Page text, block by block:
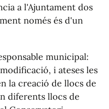
a l'Ajuntament dos
només és d'un
municipal:
i ateses les
la creació de llocs de
diferents llocs de